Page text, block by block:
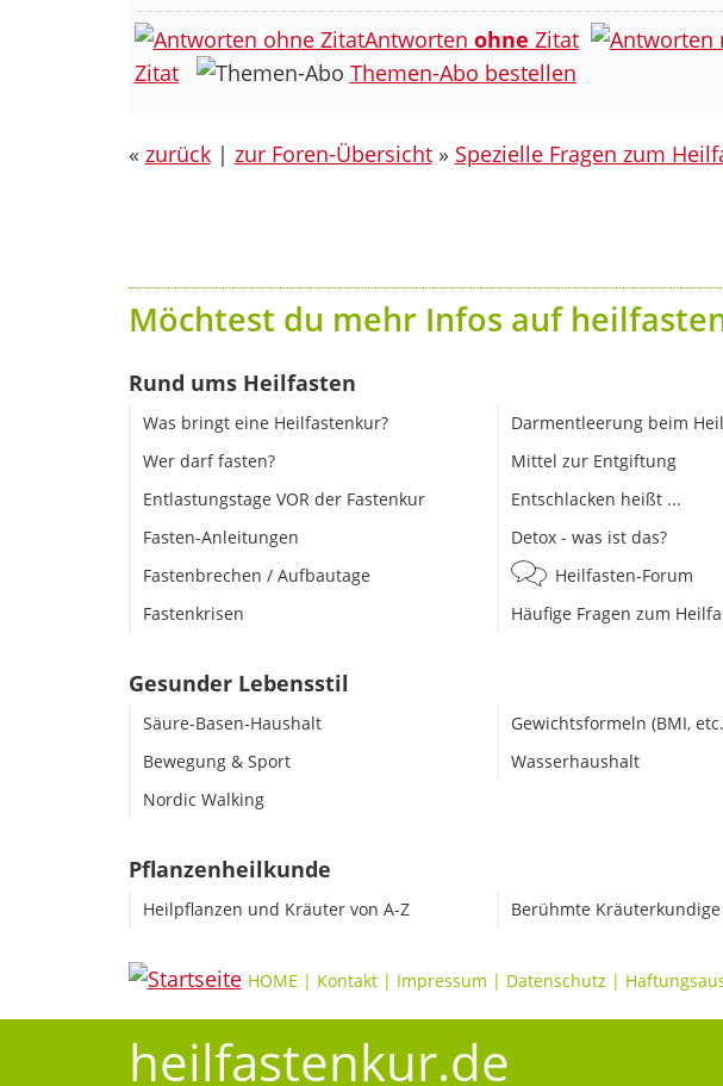
Antworten ohne Zitat
Zitat
Themen-Abo bestellen
« zurück| zur Foren-Übersicht» Spezielle Fragen zum
Möchtest du mehr Infos auf
Rund ums Heilfasten
Was bringt eine Heilfastenkur?
Wer darf fasten?
Entlastungstage VOR der Fastenkur
Fasten-Anleitungen
Fastenbrechen / Aufbautage
Fastenkrisen
Darmentleerung beim
Mittel zur Entgiftung
Entschlacken heißt ...
Detox - was ist das?
Heilfasten-Forum
Häufige Fragen zum
Gesunder Lebensstil
Säure-Basen-Haushalt
Bewegung & Sport
Nordic Walking
Gewichtsformeln (BMI,
Wasserhaushalt
Pflanzenheilkunde
Heilpflanzen und Kräuter von A-Z Berühmte Kräuterkundige
HOME | Kontakt| Impressum | Datenschutz |
heilfastenkur.de